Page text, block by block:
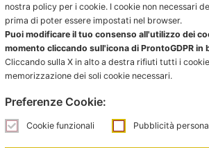
Ufficio impianti:
051 6231630 – Interno
lunedì e giovedì dalle 9:00
nostra policy per i cookie. I cookie non necessari
prima di poter essere impostati nel browser.
Puoi modificare il tuo consenso all'utilizzo dei
momento cliccando sull'icona di ProntoGDPR in
Cliccando sulla X in alto a destra rifiuti tutti i
memorizzazione dei soli cookie necessari.
Preferenze Cookie:
Cookie funzionali Pubblicità